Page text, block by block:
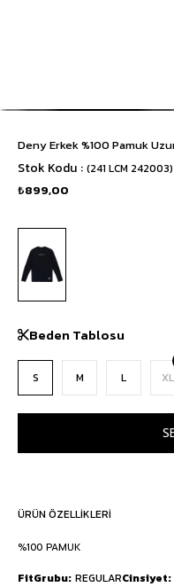
Deny Erkek %100 Pamuk
Stok Kodu (241 LCM 242003)
₺899,00
Beden Tablosu
S M L XL
ÜRÜN ÖZELLIKLERI
%100 PAMUK
FitGrubu REGULARCinsiyet